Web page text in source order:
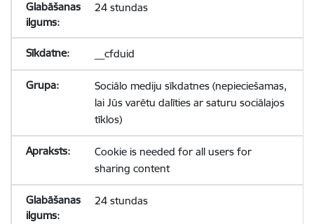
24 stundas
__cfduid
Sociālo mediju sīkdatnes (nepieciešamas,
lai Jūs varētu dalīties ar saturu sociālajos
tīklos)
Cookie is needed for all users for
sharing content
24 stundas